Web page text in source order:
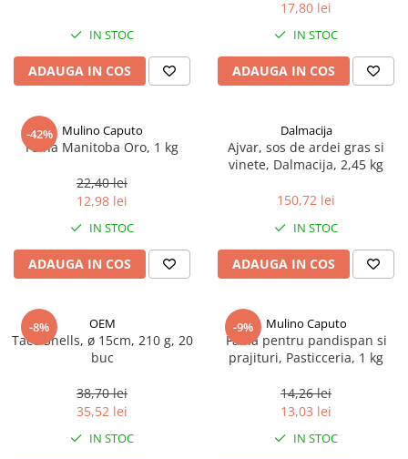
Sare de mare din Marea Nordului
Sare de mare din Oceanele Pacific
si Indian
Portugalia
Sare de roca
Sare speciala
Terine si placinte
Uleiuri speciale/presate la rece
Ulei de masline extravirgin
Ulei Gewurzgarten
Ulei Huilerie Beaujolaise
Ulei Huileries du Berry
Prajitore paine
Gratare
IN STOC
ADAUGA IN COS
17,80 lei
IN STOC
ADAUGA IN COS
-42% Mulino Caputo
Faina Manitoba Oro, 1 kg
22,40 lei
12,98 lei
IN STOC
ADAUGA IN COS
Dalmacija
Ajvar, sos de ardei gras si
vinete, Dalmacija, 2,45 kg
150,72 lei
IN STOC
ADAUGA IN COS
-8% OEM
Taco Shells, ø 15cm, 210 g, 20
buc
38,70 lei
35,52 lei
IN STOC
-9% Mulino Caputo
Faina pentru pandispan si
prajituri, Pasticceria, 1 kg
14,26 lei
13,03 lei
IN STOC